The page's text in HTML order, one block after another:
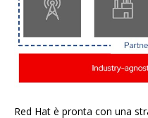
Red Hat è pronta con una